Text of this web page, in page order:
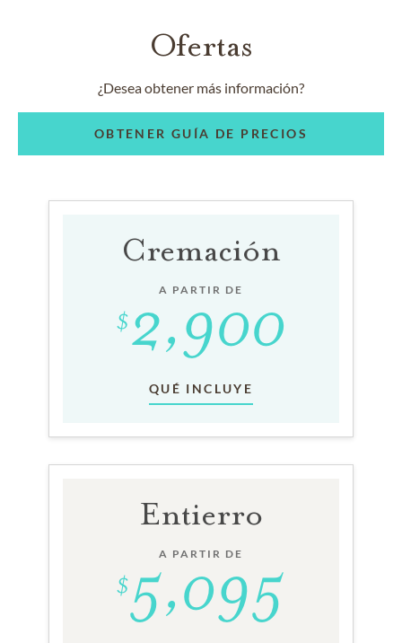
Ofertas
¿Desea obtener más información?
OBTENER GUÍA DE PRECIOS
Cremación
A PARTIR DE
QUÉ INCLUYE
Entierro
A PARTIR DE